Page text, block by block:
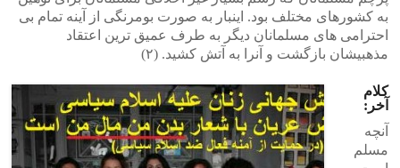
به کشورهای مختلف بود. اینبار به صورت بومرنگی از آینه تمام بی
احترامی های مسلمانان دیگر به طرف عمیق ترین اعتقاد
مذهبیشان بازگشت و آنرا به آتش کشید. (۲)
کلام
آخر:
آنچه
مسلم